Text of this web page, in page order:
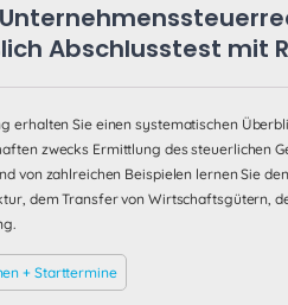
Abschlusstest mit
erhalten Sie einen systematischen
zwecks Ermittlung des steuerlichen
von zahlreichen Beispielen lernen Sie
dem Transfer von Wirtschaftsgütern,
+ Starttermine